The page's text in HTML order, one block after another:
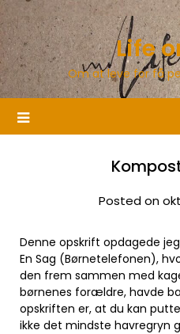
Skip
to
content
Life
Om at leve for få
Posted on
Denne opskrift opdagede
En Sag (Børnetelefonen),
den frem sammen med
børnenes forældre, havde
opskriften er, at du kan
ikke det mindste havregryn